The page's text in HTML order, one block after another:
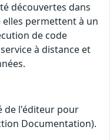
découvertes dans
elles permettent à un
de code
à distance et
de l'éditeur pour
Documentation).